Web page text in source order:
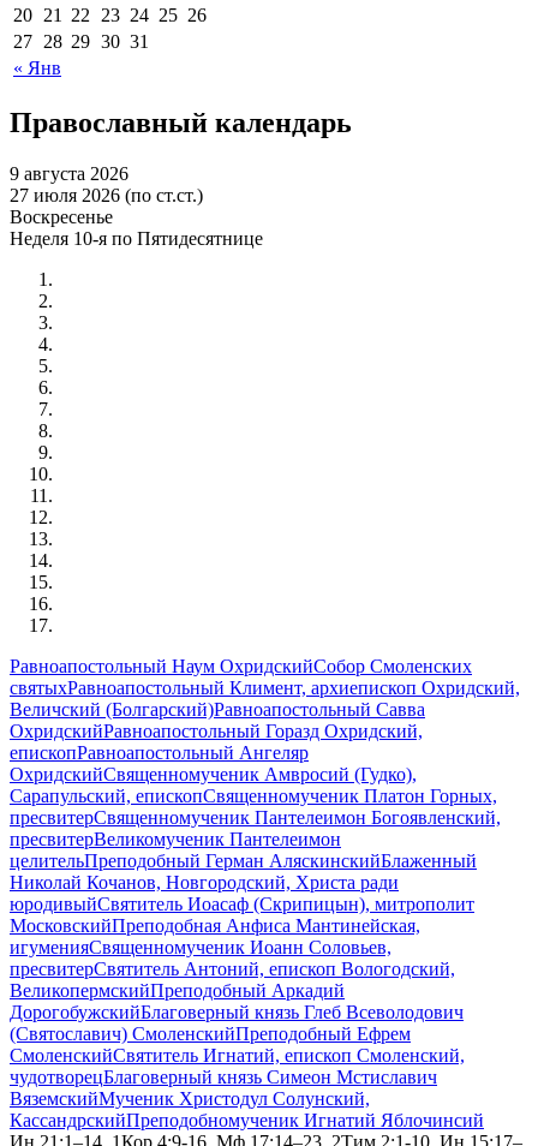
« Янв
20 21 22 23 24 25 26
27 28 29 30 31
Православный календарь
9 августа 2026
27 июля 2026 (по ст.ст.)
Воскресенье
Неделя 10-я по Пятидесятнице
Равноапостольный Наум ОхридскийСобор Смоленских
святыхРавноапостольный Климент, архиепископ Охридский,
Величский (Болгарский)Равноапостольный Савва
ОхридскийРавноапостольный Горазд Охридский,
епископРавноапостольный Ангеляр
ОхридскийСвященномученик Амвросий (Гудко),
Сарапульский, епископСвященномученик Платон Горных,
пресвитерСвященномученик Пантелеимон Богоявленский,
пресвитерВеликомученик Пантелеимон
целительПреподобный Герман АляскинскийБлаженный
Николай Кочанов, Новгородский, Христа ради
юродивыйСвятитель Иоасаф (Скрипицын), митрополит
МосковскийПреподобная Анфиса Мантинейская,
игуменияСвященномученик Иоанн Соловьев,
пресвитерСвятитель Антоний, епископ Вологодский,
ВеликопермскийПреподобный Аркадий
ДорогобужскийБлаговерный князь Глеб Всеволодович
(Святославич) СмоленскийПреподобный Ефрем
СмоленскийСвятитель Игнатий, епископ Смоленский,
чудотворецБлаговерный князь Симеон Мстиславич
ВяземскийМученик Христодул Солунский,
КассандрскийПреподобномученик Игнатий Яблочинсий
Ин.21:1–14, 1Кор.4:9-16, Мф.17:14–23, 2Тим.2:1-10, Ин.15:17–